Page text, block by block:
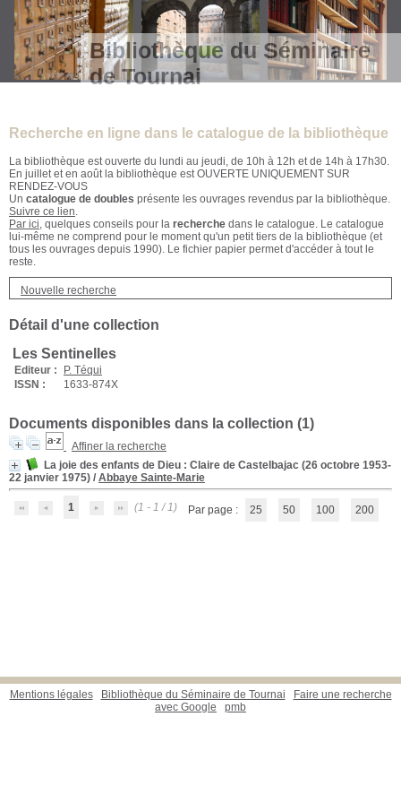
Bibliothèque du Séminaire
de Tournai
Recherche en ligne dans le catalogue de la bibliothèque
La bibliothèque est ouverte du lundi au jeudi, de 10h à 12h et de 14h à 17h30.
En juillet et en août la bibliothèque est OUVERTE UNIQUEMENT SUR
RENDEZ-VOUS
Un catalogue de doubles présente les ouvrages revendus par la bibliothèque.
Suivre ce lien.
Par ici, quelques conseils pour la recherche dans le catalogue. Le catalogue
lui-même ne comprend pour le moment qu'un petit tiers de la bibliothèque (et
tous les ouvrages depuis 1990). Le fichier papier permet d'accéder à tout le
reste.
Nouvelle recherche
Détail d'une collection
Les Sentinelles
Editeur :
P. Téqui
ISSN :
1633-874X
Documents disponibles dans la collection (1)
Affiner la recherche
La joie des enfants de Dieu : Claire de Castelbajac (26 octobre 1953-
22 janvier 1975) / Abbaye Sainte-Marie
1 (1 - 1 / 1) Par page : 25 50 100 200
Mentions légales Bibliothèque du Séminaire de Tournai
Faire une recherche
avec Google
pmb